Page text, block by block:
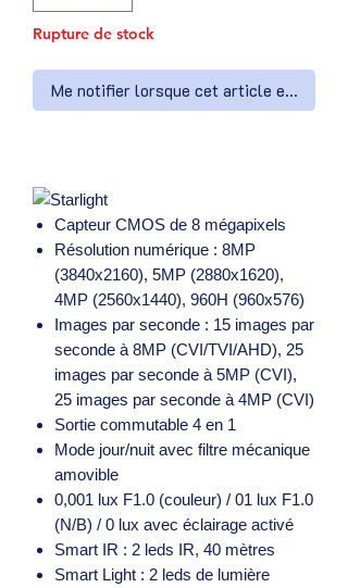
Rupture de stock
Me notifier lorsque cet article est
Capteur CMOS de 8 mégapixels
Résolution numérique : 8MP
(3840x2160), 5MP (2880x1620),
4MP (2560x1440), 960H (960x576)
Images par seconde : 15 images par
seconde à 8MP (CVI/TVI/AHD), 25
images par seconde à 5MP (CVI),
25 images par seconde à 4MP (CVI)
Sortie commutable 4 en 1
Mode jour/nuit avec filtre mécanique
amovible
0,001 lux F1.0 (couleur) / 01 lux F1.0
(N/B) / 0 lux avec éclairage activé
Smart IR : 2 leds IR, 40 mètres
Smart Light : 2 leds de lumière